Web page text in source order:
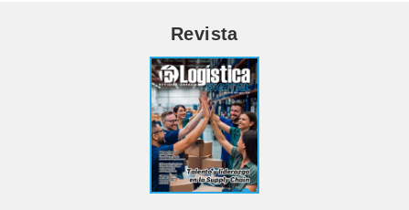
Revista